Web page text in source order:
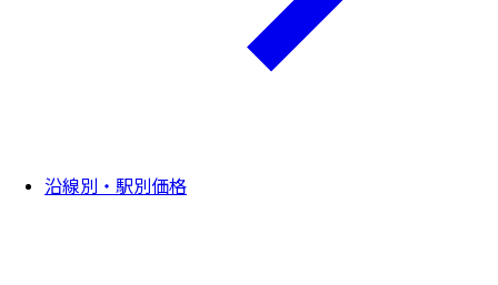
沿線別・駅別価格